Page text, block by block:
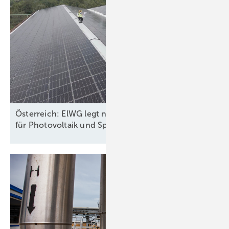
in Deutschland an das öffentliche Netz angeschlossen werden soll.
Festgelegt ist dort unter anderem eine frequenzabhängige
Wirkleistungssteuerung, um die Systemstabilität bei Überfrequenz zu
gewährleisten, ebenso wie die Wiederzuschaltverfahren.
Ergänzend zu den Regelstrategien enthält die VDE-AR-N 4105:2018-11
für alle Neuanlagen zudem Anforderungen an eine
Inselnetzerkennung, eine Abrechnungsmessung, an den Nachweis
der elektrischen Eigenschaften sowie an den Kuppelschalter
beziehungsweise an die Schutzeinrichtungen für den Kuppelschalter.
So müssen ein Ausfall der Hilfsspannung am zentralen Netz- und
Auslösen des Kuppelschalters führen, die Schutzfunktionen auch bei
einem Fehler der Anlagensteuerung erhalten bleiben und die
Einfehlersicherheit gewährleistet sein. Ddas heißt: Der NA-Schutz und
Kuppelschalter müssen redundant ausgeführt sein. Der NA-Schutz ist
dabei im Gerät intern redundant ausgeführt.
Österreich: ElWG legt neue Rechte und Pflichten
für Photovoltaik und Speicher